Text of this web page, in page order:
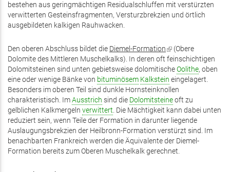
bestehen aus geringmächtigen Residualschluffen mit verstürzten
verwitterten Gesteinsfragmenten, Versturzbrekzien und örtlich
ausgebildeten kalkigen Rauhwacken.
Den oberen Abschluss bildet die Diemel-Formation(Link
ist
extern)
(Obere
Dolomite des Mittleren Muschelkalks). In deren oft feinschichtigen
Dolomitsteinen sind unten gebietsweise dolomitischeOolithe, oben
eine oder wenige Bänke von bituminösem Kalkstein eingelagert.
Besonders im oberen Teil sind dunkle Hornsteinknollen
charakteristisch. ImAusstrich sind die Dolomitsteineoft zu
gelblichen Kalkmergeln verwittert. Die Mächtigkeit kann dabei unten
reduziert sein, wenn Teile der Formation in darunter liegende
Auslaugungsbrekzien der Heilbronn-Formation verstürzt sind. Im
benachbarten Frankreich werden die Äquivalente der Diemel-
Formation bereits zum Oberen Muschelkalk gerechnet.